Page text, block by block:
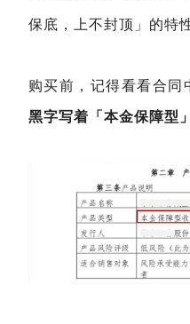
保底，上不封顶」的特
购买前，记得看看合同
黑字写着「本金保障型